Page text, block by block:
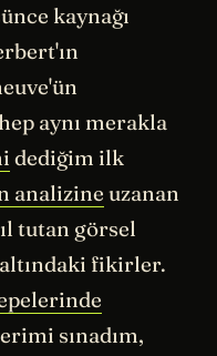
kaynağı
aynı merakla
dediğim ilk
analizine uzanan
tutan görsel
fikirler.
sınadım,